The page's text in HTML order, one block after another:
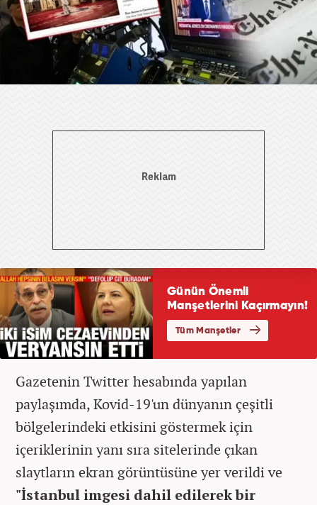
Gazetenin Twitter hesabında yapılan
paylaşımda, Kovid-19'un dünyanın çeşitli
bölgelerindeki etkisini göstermek için
içeriklerinin yanı sıra sitelerinde çıkan
slaytların ekran görüntüsüne yer verildi ve
"İstanbul imgesi dahil edilerek bir